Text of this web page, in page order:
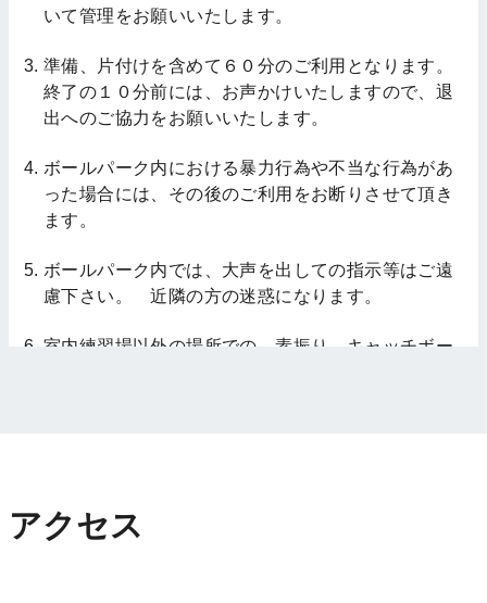
いて管理をお願いいたします。
準備、片付けを含めて６０分のご利用となります。
終了の１０分前には、お声かけいたしますので、退
出へのご協力をお願いいたします。
ボールパーク内における暴力行為や不当な行為があ
った場合には、その後のご利用をお断りさせて頂き
ます。
ボールパーク内では、大声を出しての指示等はご遠
慮下さい。 近隣の方の迷惑になります。
室内練習場以外の場所での、素振り、キャッチボー
バッティングマシンは、大人の方が責任を持って使
アクセス